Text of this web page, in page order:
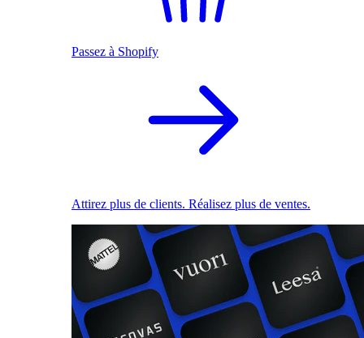
Passez à Shopify
Attirez plus de clients. Réalisez plus de ventes.